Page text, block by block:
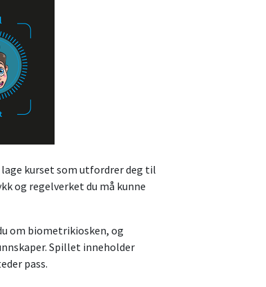
kurset som utfordrer deg til
og regelverket du må kunne
om biometrikiosken, og
Spillet inneholder
pass.